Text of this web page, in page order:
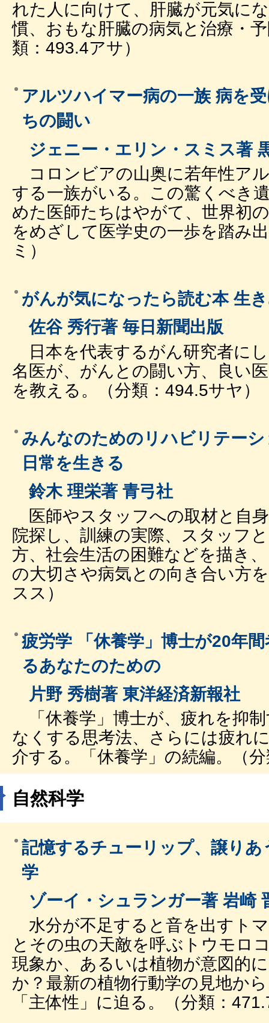
れた人に向けて、肝臓が元気に
慣、おもな肝臓の病気と治療・
類：493.4アサ）
アルツハイマー病の一族 病を
ちの闘い
ジェニー・エリン・スミス著
コロンビアの山奥に若年性ア
する一族がいる。この驚くべき
めた医師たちはやがて、世界初
をめざして医学史の一歩を踏み
ミ）
がんが気になったら読む本 生
佐谷 秀行著 毎日新聞出版
日本を代表するがん研究者に
名医が、がんとの闘い方、良い
を教える。（分類：494.5サヤ）
みんなのためのリハビリテー
日常を生きる
鈴木 理栄著 青弓社
医師やスタッフへの取材と自
院探し、訓練の実際、スタッフ
方、社会生活の困難などを描き
の大切さや病気との向き合い方
スス）
疲労学 「休養学」博士が20年
るあなたのための
片野 秀樹著 東洋経済新報社
「休養学」博士が、疲れを抑
なくする思考法、さらには疲れ
介する。「休養学」の続編。（
自然科学
記憶するチューリップ、譲り
学
ゾーイ・シュランガー著 岩崎
水分が不足すると音を出すト
とその虫の天敵を呼ぶトウモロ
現象か、あるいは植物が意図的
か？最新の植物行動学の見地か
「主体性」に迫る。（分類：